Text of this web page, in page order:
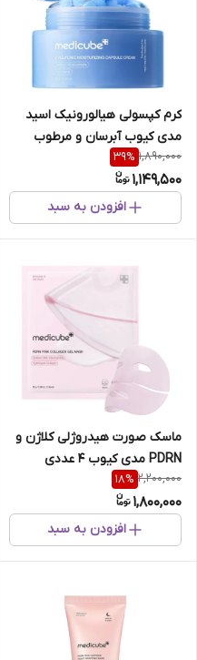
کرم کپسولی هیالورونیک اسید
مدی کیوب آبرسان و مرطوب
کننده عمقی پوست55میل
1,890,000
39%
1,149,500
افزودن به سبد
ماسک صورت هیدروژلی کلاژن و
PDRN مدی کیوب 4 عددی
2,200,000
18%
1,800,000
افزودن به سبد